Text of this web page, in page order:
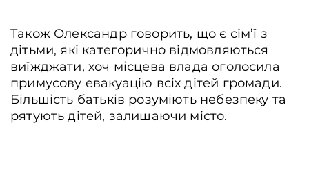
Також Олександр говорить, що є сім’ї з
дітьми, які категорично відмовляються
виїжджати, хоч місцева влада оголосила
примусову евакуацію всіх дітей громади.
Більшість батьків розуміють небезпеку та
рятують дітей, залишаючи місто.